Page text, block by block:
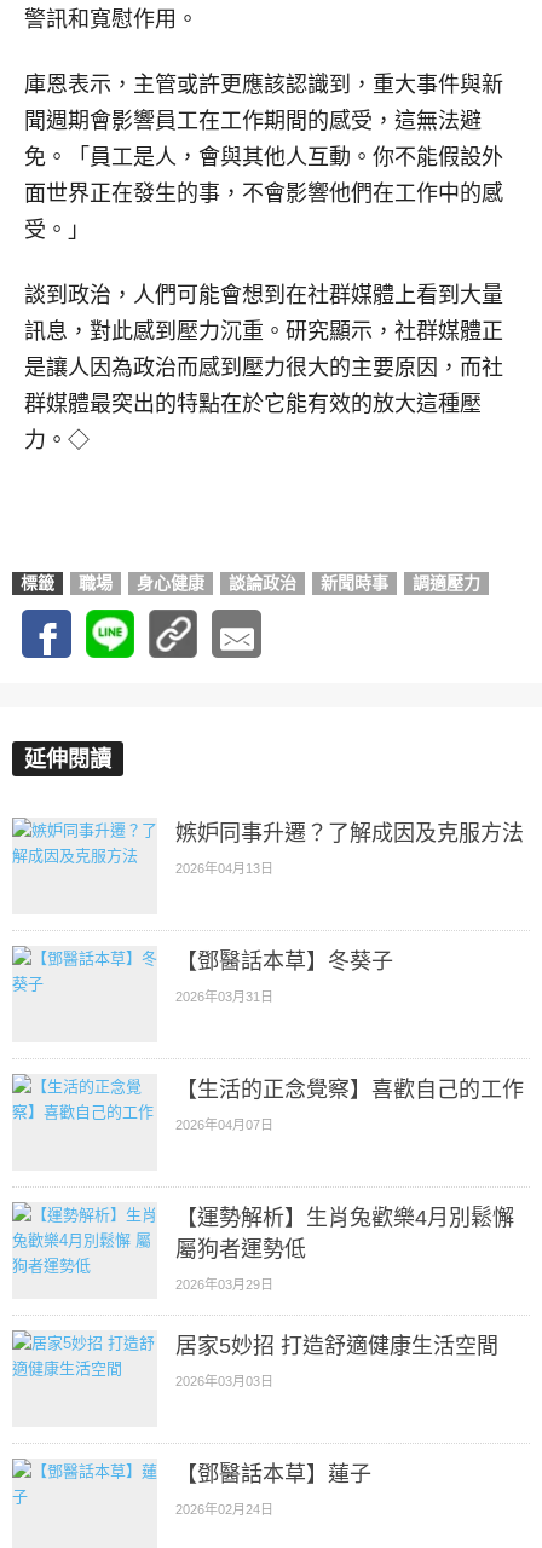
警訊和寬慰作用。
庫恩表示，主管或許更應該認識到，重大事件與新
聞週期會影響員工在工作期間的感受，這無法避
免。「員工是人，會與其他人互動。你不能假設外
面世界正在發生的事，不會影響他們在工作中的感
受。」
談到政治，人們可能會想到在社群媒體上看到大量
訊息，對此感到壓力沉重。研究顯示，社群媒體正
是讓人因為政治而感到壓力很大的主要原因，而社
群媒體最突出的特點在於它能有效的放大這種壓
力。◇
標籤 職場 身心健康 談論政治 新聞時事 調適壓力
延伸閱讀
嫉妒同事升遷？了解成因及克服方法
2026年04月13日
【鄧醫話本草】冬葵子
2026年03月31日
【生活的正念覺察】喜歡自己的工作
2026年04月07日
【運勢解析】生肖兔歡樂4月別鬆懈
屬狗者運勢低
2026年03月29日
居家5妙招 打造舒適健康生活空間
2026年03月03日
【鄧醫話本草】蓮子
2026年02月24日